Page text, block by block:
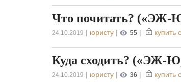
Что почитать? («ЭЖ-
24.10.2019 | юристу | 55 | купить
Куда сходить? («ЭЖ-
24.10.2019 | юристу | 36 | купить